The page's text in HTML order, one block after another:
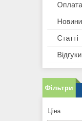
Оплата
Новини
Статті
Відгуки
Фільтри
Ціна